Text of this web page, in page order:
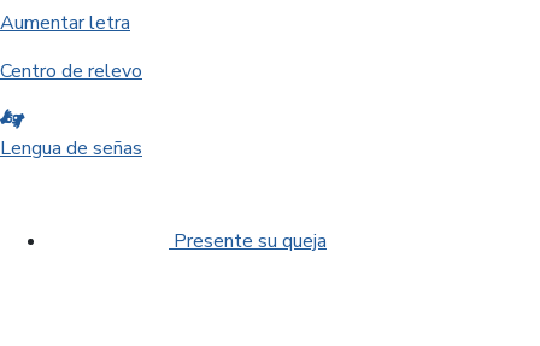
Aumentar letra
Centro de relevo
Lengua de señas
Presente su queja